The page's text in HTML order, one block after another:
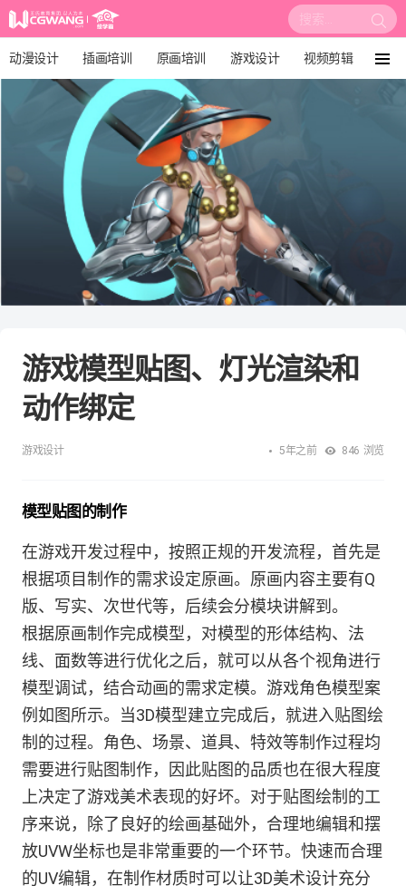
搜
索:
动漫设计 插画培训 原画培训 游戏设计 视频剪辑
影视后期 3D建模 培训课程
漫画设计 绘画教程 板绘培训
游戏模型贴图、灯光渲染和
动作绑定
游戏设计 5年之前 846 浏览
模型贴图的制作
在游戏开发过程中，按照正规的开发流程，首先是
根据项目制作的需求设定原画。原画内容主要有Q
版、写实、次世代等，后续会分模块讲解到。
根据原画制作完成模型，对模型的形体结构、法
线、面数等进行优化之后，就可以从各个视角进行
模型调试，结合动画的需求定模。游戏角色模型案
例如图所示。当3D模型建立完成后，就进入贴图绘
制的过程。角色、场景、道具、特效等制作过程均
需要进行贴图制作，因此贴图的品质也在很大程度
上决定了游戏美术表现的好坏。对于贴图绘制的工
序来说，除了良好的绘画基础外，合理地编辑和摆
放UVW坐标也是非常重要的一个环节。快速而合理
的UV编辑，在制作材质时可以让3D美术设计充分